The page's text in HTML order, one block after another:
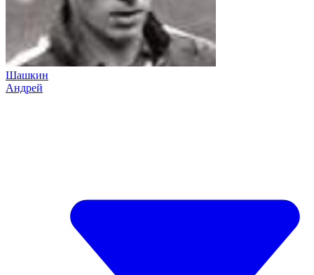
Шашкин
Андрей